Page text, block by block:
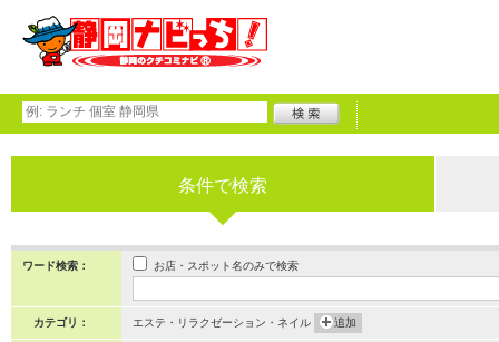
条件で検索
ワード検索： お店・スポット名のみで検索
カテゴリ： エステ・リラクゼーション・ネイル 追加